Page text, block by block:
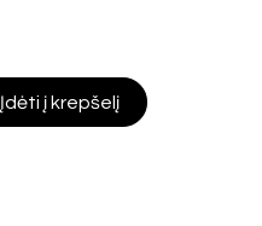
Įdėti į krepšelį